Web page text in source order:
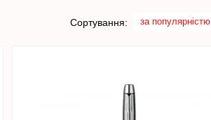
Сортування: за популярністю